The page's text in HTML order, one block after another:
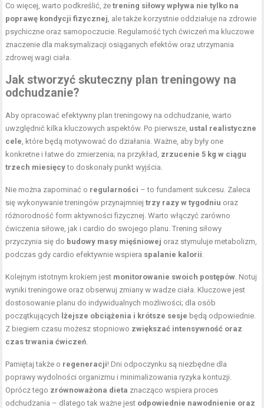
Co więcej, warto podkreślić, żetrening siłowy wpływa nie tylko na
poprawę kondycji fizycznej , ale także korzystnie oddziałuje na zdrowie
psychiczne oraz samopoczucie. Regularność tych ćwiczeń ma kluczowe
znaczenie dla maksymalizacji osiąganych efektów oraz utrzymania
zdrowej wagi ciała.
Jak stworzyć skuteczny plan treningowy na
odchudzanie?
Aby opracować efektywny plan treningowy na odchudzanie, warto
uwzględnić kilka kluczowych aspektów. Po pierwsze, ustal realistyczne
cele , które będą motywować do działania. Ważne, aby były one
konkretne i łatwe do zmierzenia; na przykład, zrzucenie 5 kg w ciągu
trzech miesięcyto doskonały punkt wyjścia.
Nie można zapominać o regularności – to fundament sukcesu. Zaleca
się wykonywanie treningów przynajmniejtrzy razy w tygodniu oraz
różnorodność form aktywności fizycznej. Warto włączyć zarówno
ćwiczenia siłowe, jak i cardio do swojego planu. Trening siłowy
przyczynia się do budowy masy mięśniowej oraz stymuluje metabolizm,
podczas gdy cardio efektywnie wspiera spalanie kalorii
Kolejnym istotnym krokiem jest monitorowanie swoich postępów . Notuj
wyniki treningowe oraz obserwuj zmiany w wadze ciała. Kluczowe jest
dostosowanie planu do indywidualnych możliwości; dla osób
początkujących lżejsze obciążenia i krótsze sesje będą odpowiednie.
Z biegiem czasu możesz stopniowo zwiększać intensywność oraz
czas trwania ćwiczeń
Pamiętaj także o regeneracji! Dni odpoczynku są niezbędne dla
poprawy wydolności organizmu i minimalizowania ryzyka kontuzji.
Oprócz tego zrównoważona dieta znacząco wspiera proces
odchudzania – dlatego tak ważne jest odpowiednie nawodnienie oraz